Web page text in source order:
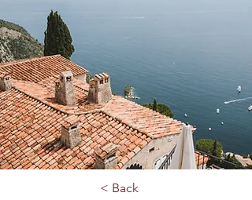
< Back